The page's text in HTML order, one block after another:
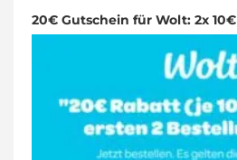
20€ Gutschein für Wolt: 2x